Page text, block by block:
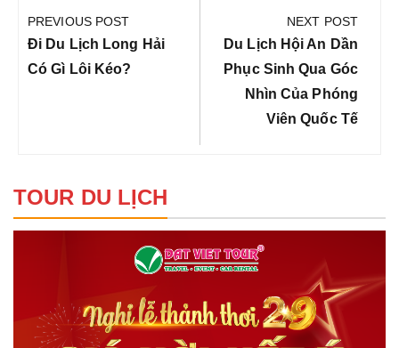
hướng
bài
viết
PREVIOUS POST
Previous
Post:
Đi Du Lịch Long Hải
Có Gì Lôi Kéo?
NEXT POST
Next
Post:
Du Lịch Hội An Dần
Phục Sinh Qua Góc
Nhìn Của Phóng
Viên Quốc Tế
TOUR DU LỊCH